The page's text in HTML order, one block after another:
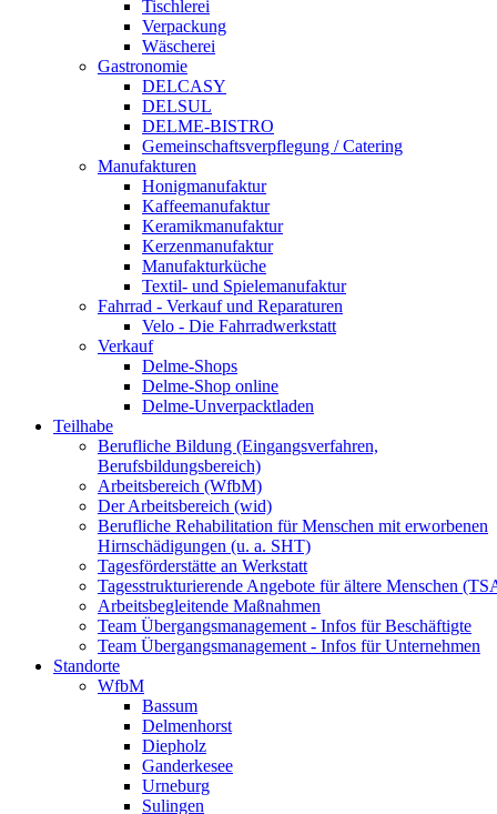
Tischlerei
Verpackung
Wäscherei
Gastronomie
DELCASY
DELSUL
DELME-BISTRO
Gemeinschaftsverpflegung / Catering
Manufakturen
Honigmanufaktur
Kaffeemanufaktur
Keramikmanufaktur
Kerzenmanufaktur
Manufakturküche
Textil- und Spielemanufaktur
Fahrrad - Verkauf und Reparaturen
Velo - Die Fahrradwerkstatt
Verkauf
Delme-Shops
Delme-Shop online
Delme-Unverpacktladen
Teilhabe
Berufliche Bildung (Eingangsverfahren,
Berufsbildungsbereich)
Arbeitsbereich (WfbM)
Der Arbeitsbereich (wid)
Berufliche Rehabilitation für Menschen mit erworbenen
Hirnschädigungen (u. a. SHT)
Tagesförderstätte an Werkstatt
Tagesstrukturierende Angebote für ältere Menschen
Arbeitsbegleitende Maßnahmen
Team Übergangsmanagement - Infos für Beschäftigte
Team Übergangsmanagement - Infos für Unternehmen
Standorte
WfbM
Bassum
Delmenhorst
Diepholz
Ganderkesee
Urneburg
Sulingen